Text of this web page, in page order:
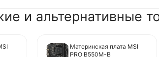
и альтернативные
Материнская плата MSI
PRO B550M-B